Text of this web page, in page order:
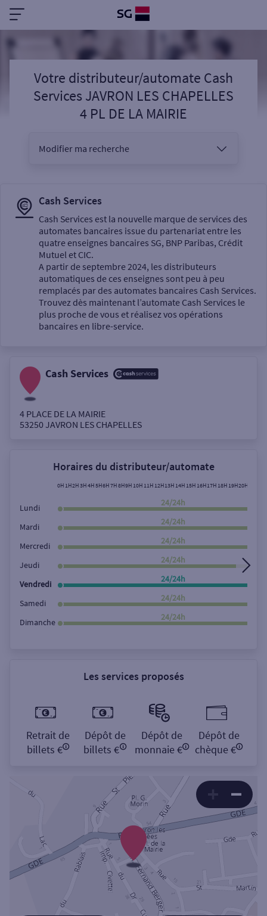
Votre distributeur/automate Cash
Services JAVRON LES CHAPELLES
4 PL DE LA MAIRIE
Modifier ma recherche
Sélectionnez votre recherche
Un service
Autour de moi
Rue
Cash Services
Cash Services est la nouvelle marque de services des
automates bancaires issue du partenariat entre les
quatre enseignes bancaires SG, BNP Paribas, Crédit
Mutuel et CIC.
A partir de septembre 2024, les distributeurs
automatiques de ces enseignes sont peu à peu
remplacés par des automates bancaires Cash Services.
Trouvez dès maintenant l’automate Cash Services le
plus proche de vous et réalisez vos opérations
bancaires en libre-service.
Cash Services
4 PLACE DE LA MAIRIE
53250JAVRON LES CHAPELLES
Horaires du distributeur/automate
0H 1H2H3H4H5H6H7H8H9H 10H 11H 12H13H 14H 15H 16H17H 18H 19H20H
Lundi
24/24h
Mardi
24/24h
Mercredi
24/24h
Jeudi
24/24h
Vendredi
24/24h
Samedi
24/24h
Dimanche
24/24h
Les services proposés
Retrait de
billets €
Dépôt de
billets €
Dépôt de
monnaie €
Dépôt de
chèque €